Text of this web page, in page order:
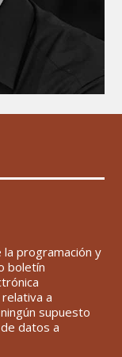
programación y
boletín
a
supuesto
datos a